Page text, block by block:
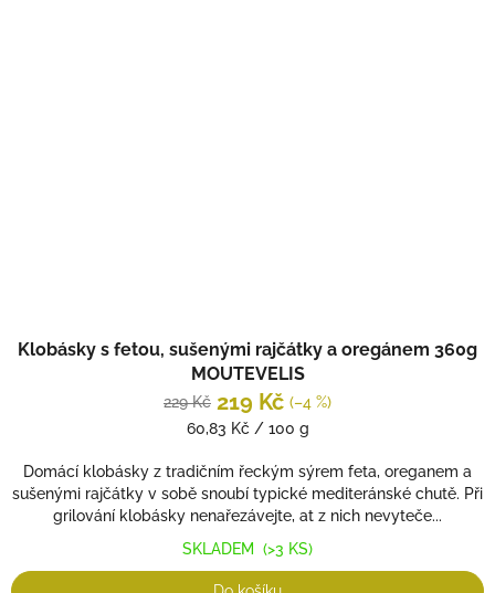
Klobásky s fetou, sušenými rajčátky a oregánem 360g
MOUTEVELIS
229 Kč 219 Kč (–4 %)
Měrná
60,83 Kč / 100 g
Domácí klobásky z tradičním řeckým sýrem feta, oreganem a
sušenými rajčátky v sobě snoubí typické mediteránské chutě. Při
grilování klobásky nenařezávejte, at z nich nevyteče...
SKLADEM (>3 KS)